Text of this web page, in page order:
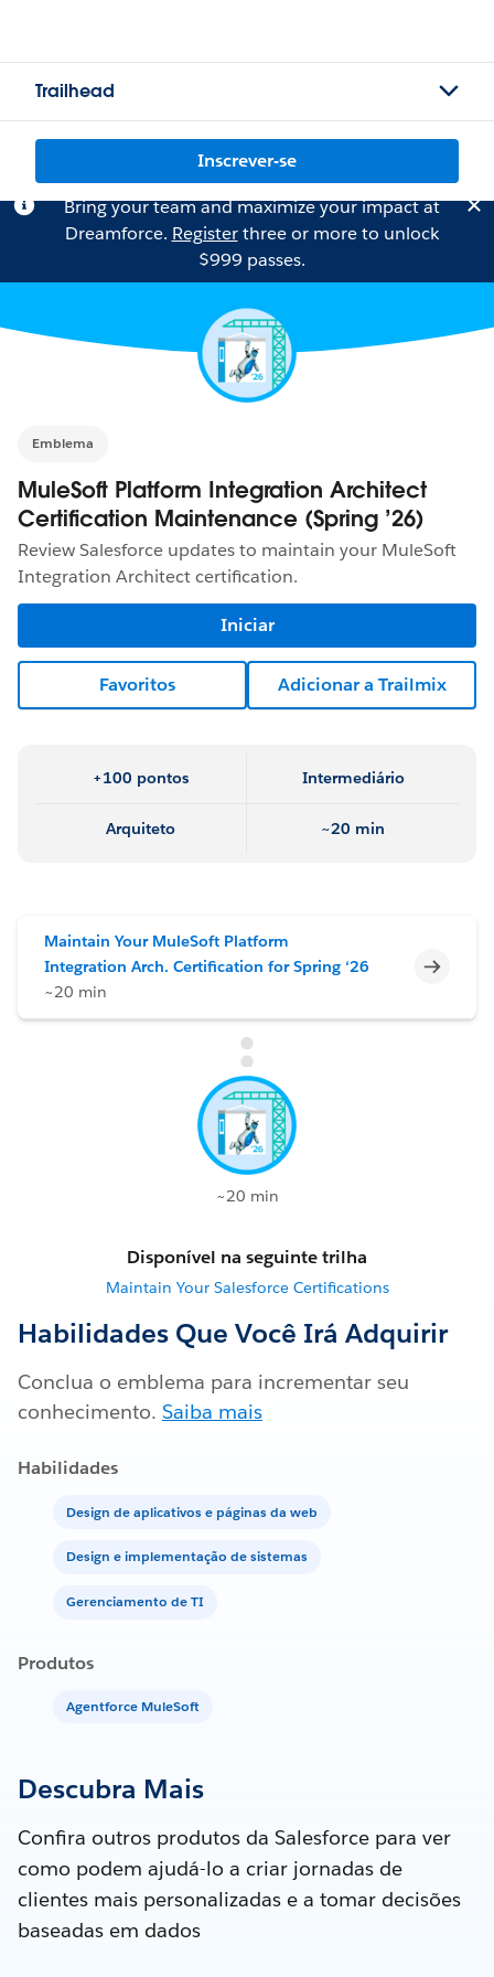
Trailhead
Inscrever-se
Bring your team and maximize your impact at
Dreamforce. Registerthree or more to unlock
$999 passes.
Emblema
MuleSoft Platform Integration Architect
Certification Maintenance (Spring ’26)
Review Salesforce updates to maintain your MuleSoft
Integration Architect certification.
Iniciar
Favoritos Adicionar a Trailmix
+100 pontos Intermediário
Arquiteto ~20 min
Maintain Your MuleSoft Platform
Integration Arch. Certification for Spring ‘26
~20 min
~20 min
Disponível na seguinte trilha
Maintain Your Salesforce Certifications
Habilidades Que Você Irá Adquirir
Conclua o emblema para incrementar seu
conhecimento. Saiba mais
Habilidades
Design de aplicativos e páginas da web
Design e implementação de sistemas
Gerenciamento de TI
Produtos
Agentforce MuleSoft
Descubra Mais
Confira outros produtos da Salesforce para ver
como podem ajudá-lo a criar jornadas de
clientes mais personalizadas e a tomar decisões
baseadas em dados